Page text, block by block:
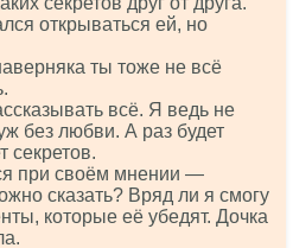
открываться ей, но
ты тоже не всё
всё. Я ведь не
без любви. А раз будет
секретов.
при своём мнении —
сказать? Вряд ли я смогу
которые её убедят. Дочка